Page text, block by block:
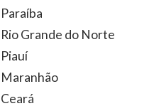
Paraíba
Rio Grande do Norte
Piauí
Maranhão
Ceará